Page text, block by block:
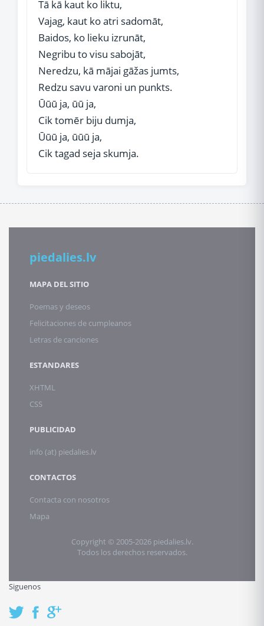
Tā kā kaut ko liktu,
Vajag, kaut ko atri sadomāt,
Baidos, ko lieku izrunāt,
Negribu to visu sabojāt,
Neredzu, kā mājai gāžas jumts,
Redzu savu varoni un punkts.
Ūūū ja, ūū ja,
Cik tomēr biju dumja,
Ūūū ja, ūūū ja,
Cik tagad seja skumja.
piedalies.lv
MAPA DEL SITIO
Poemas y deseos
Felicitaciones de cumpleanos
Letras de canciones
ESTANDARES
XHTML
CSS
PUBLICIDAD
info (at) piedalies.lv
CONTACTOS
Contacta con nosotros
Mapa
Copyright © 2005-2026 piedalies.lv.
Todos los derechos reservados.
Siguenos